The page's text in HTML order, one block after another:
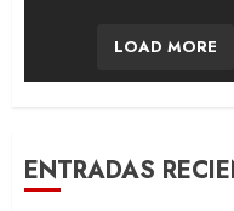
LOAD MORE
ENTRADAS